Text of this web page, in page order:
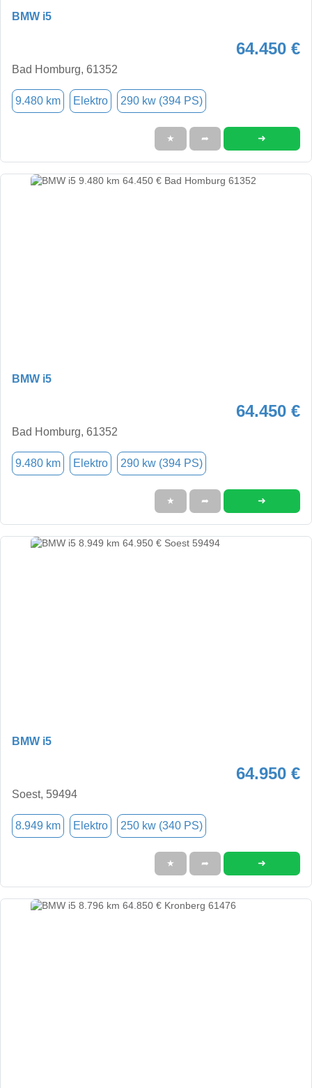
BMW i5
64.450 €
Bad Homburg, 61352
9.480 km Elektro 290 kw (394 PS)
★ ➦ ➜
BMW i5
64.450 €
Bad Homburg, 61352
9.480 km Elektro 290 kw (394 PS)
★ ➦ ➜
BMW i5
64.950 €
Soest, 59494
8.949 km Elektro 250 kw (340 PS)
★ ➦ ➜